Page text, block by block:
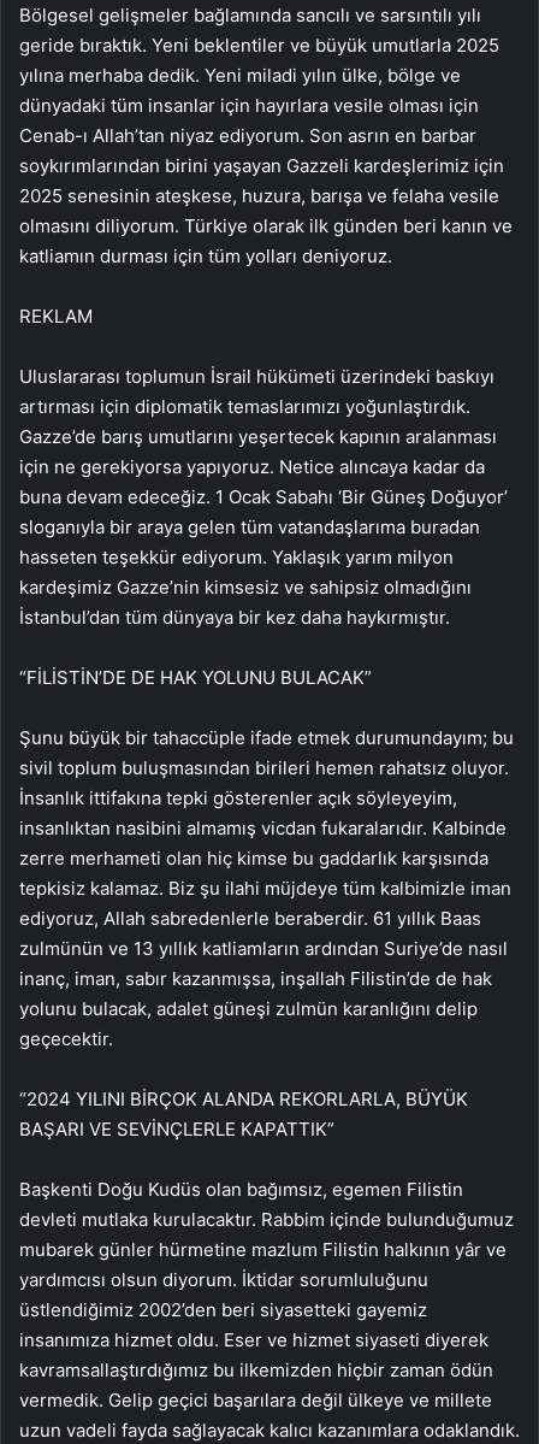
Bölgesel gelişmeler bağlamında sancılı ve sarsıntılı yılı
geride bıraktık. Yeni beklentiler ve büyük umutlarla 2025
yılına merhaba dedik. Yeni miladi yılın ülke, bölge ve
dünyadaki tüm insanlar için hayırlara vesile olması için
Cenab-ı Allah’tan niyaz ediyorum. Son asrın en barbar
soykırımlarından birini yaşayan Gazzeli kardeşlerimiz için
2025 senesinin ateşkese, huzura, barışa ve felaha vesile
olmasını diliyorum. Türkiye olarak ilk günden beri kanın ve
katliamın durması için tüm yolları deniyoruz.
REKLAM
Uluslararası toplumun İsrail hükümeti üzerindeki baskıyı
artırması için diplomatik temaslarımızı yoğunlaştırdık.
Gazze’de barış umutlarını yeşertecek kapının aralanması
için ne gerekiyorsa yapıyoruz. Netice alıncaya kadar da
buna devam edeceğiz. 1 Ocak Sabahı ‘Bir Güneş Doğuyor’
sloganıyla bir araya gelen tüm vatandaşlarıma buradan
hasseten teşekkür ediyorum. Yaklaşık yarım milyon
kardeşimiz Gazze’nin kimsesiz ve sahipsiz olmadığını
İstanbul’dan tüm dünyaya bir kez daha haykırmıştır.
“FİLİSTİN’DE DE HAK YOLUNU BULACAK”
Şunu büyük bir tahaccüple ifade etmek durumundayım; bu
sivil toplum buluşmasından birileri hemen rahatsız oluyor.
İnsanlık ittifakına tepki gösterenler açık söyleyeyim,
insanlıktan nasibini almamış vicdan fukaralarıdır. Kalbinde
zerre merhameti olan hiç kimse bu gaddarlık karşısında
tepkisiz kalamaz. Biz şu ilahi müjdeye tüm kalbimizle iman
ediyoruz, Allah sabredenlerle beraberdir. 61 yıllık Baas
zulmünün ve 13 yıllık katliamların ardından Suriye’de nasıl
inanç, iman, sabır kazanmışsa, inşallah Filistin’de de hak
yolunu bulacak, adalet güneşi zulmün karanlığını delip
geçecektir.
“2024 YILINI BİRÇOK ALANDA REKORLARLA, BÜYÜK
BAŞARI VE SEVİNÇLERLE KAPATTIK”
Başkenti Doğu Kudüs olan bağımsız, egemen Filistin
devleti mutlaka kurulacaktır. Rabbim içinde bulunduğumuz
mubarek günler hürmetine mazlum Filistin halkının yâr ve
yardımcısı olsun diyorum. İktidar sorumluluğunu
üstlendiğimiz 2002’den beri siyasetteki gayemiz
insanımıza hizmet oldu. Eser ve hizmet siyaseti diyerek
kavramsallaştırdığımız bu ilkemizden hiçbir zaman ödün
vermedik. Gelip geçici başarılara değil ülkeye ve millete
uzun vadeli fayda sağlayacak kalıcı kazanımlara odaklandık.